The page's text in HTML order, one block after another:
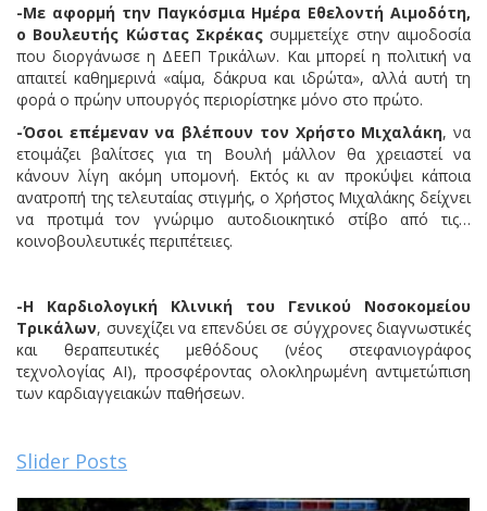
-Με αφορμή την Παγκόσμια Ημέρα Εθελοντή Αιμοδότη,
ο Βουλευτής Κώστας Σκρέκας συμμετείχε στην αιμοδοσία
που διοργάνωσε η ΔΕΕΠ Τρικάλων. Και μπορεί η πολιτική να
απαιτεί καθημερινά «αίμα, δάκρυα και ιδρώτα», αλλά αυτή τη
φορά ο πρώην υπουργός περιορίστηκε μόνο στο πρώτο.
-Όσοι επέμεναν να βλέπουν τον Χρήστο Μιχαλάκη, να
ετοιμάζει βαλίτσες για τη Βουλή μάλλον θα χρειαστεί να
κάνουν λίγη ακόμη υπομονή. Εκτός κι αν προκύψει κάποια
ανατροπή της τελευταίας στιγμής, ο Χρήστος Μιχαλάκης δείχνει
να προτιμά τον γνώριμο αυτοδιοικητικό στίβο από τις…
κοινοβουλευτικές περιπέτειες.
-Η Καρδιολογική Κλινική του
Γενικού Νοσοκομείου
Τρικάλων, συνεχίζει να επενδύει σε σύγχρονες διαγνωστικές
και θεραπευτικές μεθόδους (νέος στεφανιογράφος
τεχνολογίας AI), προσφέροντας ολοκληρωμένη αντιμετώπιση
των καρδιαγγειακών παθήσεων.
Slider Posts